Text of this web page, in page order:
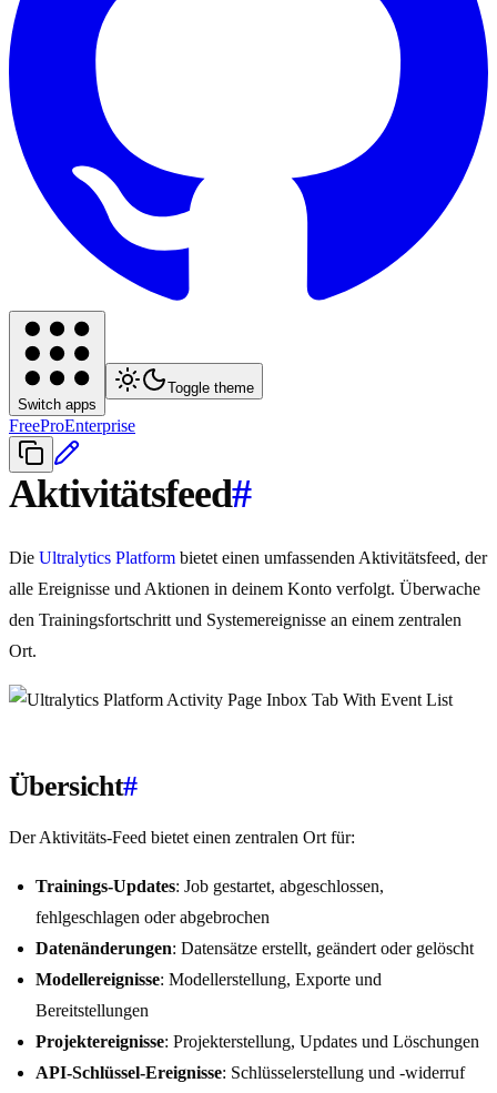
Switch apps
Toggle theme
FreeProEnterprise
Aktivitätsfeed#
Die Ultralytics Platform bietet einen umfassenden Aktivitätsfeed, der
alle Ereignisse und Aktionen in deinem Konto verfolgt. Überwache
den Trainingsfortschritt und Systemereignisse an einem zentralen
Ort.
Übersicht#
Der Aktivitäts-Feed bietet einen zentralen Ort für:
Trainings-Updates: Job gestartet, abgeschlossen,
fehlgeschlagen oder abgebrochen
Datenänderungen: Datensätze erstellt, geändert oder gelöscht
Modellereignisse: Modellerstellung, Exporte und
Bereitstellungen
Projektereignisse: Projekterstellung, Updates und Löschungen
API-Schlüssel-Ereignisse: Schlüsselerstellung und -widerruf